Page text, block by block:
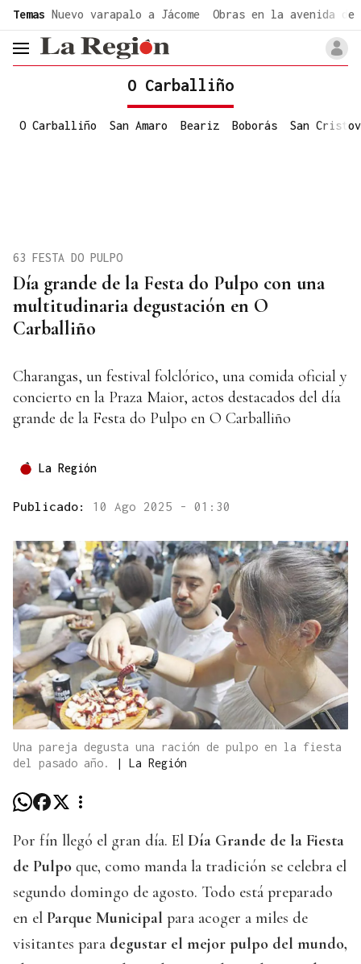
Temas Nuevo varapalo a Jácome Obras en la avenida de
header.menu.open
O Carballiño
O Carballiño San Amaro Beariz Boborás San
Día grande de la Festa do Pulpo con una
multitudinaria degustación en O
Carballiño
63 FESTA DO PULPO
Charangas, un festival folclórico, una comida oficial y
concierto en la Praza Maior, actos destacados del día
grande de la Festa do Pulpo en O Carballiño
La Región
Publicado: 10 Ago 2025 - 01:30
Una pareja degusta una ración de pulpo en la fiesta
del pasado año.
| La Región
Por fín llegó el gran día. El Día Grande de la Fiesta
de Pulpo que, como manda la tradición se celebra el
segundo domingo de agosto. Todo está preparado
en el Parque Municipal para acoger a miles de
visitantes para degustar el mejor pulpo del mundo,